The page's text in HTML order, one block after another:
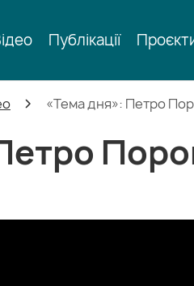
Публікації
«Тема дня»: Петро